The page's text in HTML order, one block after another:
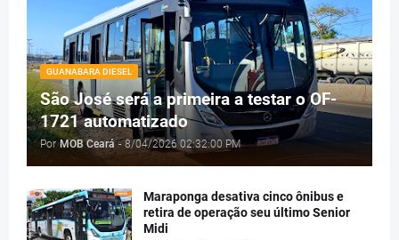
GUANABARA DIESEL
São José será a primeira a testar o OF-
1721 automatizado
Por MOB Ceará - 8/04/2026 02:32:00 PM
Maraponga desativa cinco ônibus e
retira de operação seu último Senior
Midi